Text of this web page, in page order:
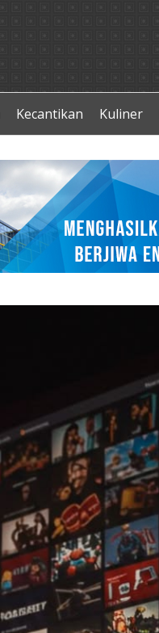
Kecantikan Kuliner